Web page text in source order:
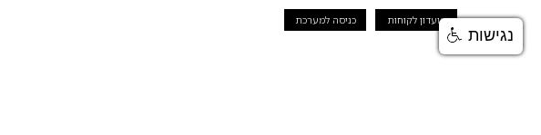
מועדון לקוחות כניסה למערכת
נגישות